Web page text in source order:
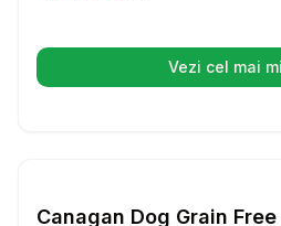
Vezi cel mai
(se
Canagan Dog Grain